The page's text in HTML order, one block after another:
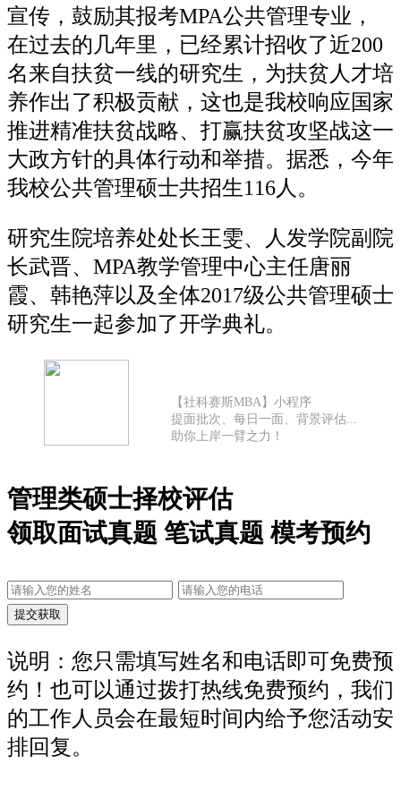
宣传，鼓励其报考MPA公共管理专业，
在过去的几年里，已经累计招收了近200
名来自扶贫一线的研究生，为扶贫人才培
养作出了积极贡献，这也是我校响应国家
推进精准扶贫战略、打赢扶贫攻坚战这一
大政方针的具体行动和举措。据悉，今年
我校公共管理硕士共招生116人。
研究生院培养处处长王雯、人发学院副院
长武晋、MPA教学管理中心主任唐丽
霞、韩艳萍以及全体2017级公共管理硕士
研究生一起参加了开学典礼。
【社科赛斯MBA】小程序
提面批次、每日一面、背景评估...
助你上岸一臂之力！
管理类硕士择校评估
领取面试真题 笔试真题 模考预约
说明：您只需填写姓名和电话即可免费预
约！也可以通过拨打热线免费预约，我们
的工作人员会在最短时间内给予您活动安
排回复。